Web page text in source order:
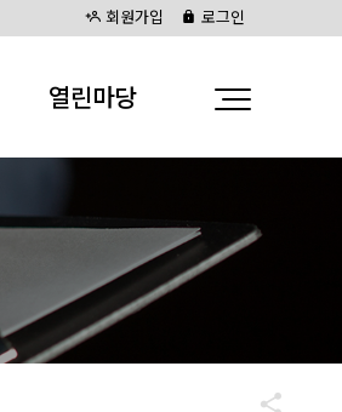
회원가입 로그인
열린마당